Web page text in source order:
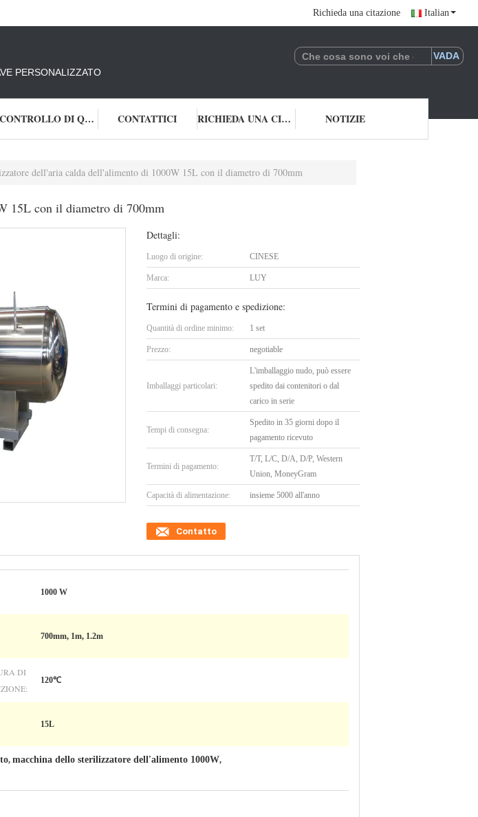
Richieda una citazione Italian
PERSONALIZZATO
CONTROLLO DI QUALITÀ CONTATTICI RICHIEDA UNA CITAZIONE NOTIZIE
dell'aria calda dell'alimento di 1000W 15L con il diametro di 700mm
15L con il diametro di 700mm
Dettagli:
Luogo di origine: CINESE
Marca: LUY
Termini di pagamento e spedizione:
Quantità di ordine minimo: 1 set
Prezzo: negotiable
Imballaggi particolari:
L'imballaggio nudo, può essere
spedito dai contenitori o dal
carico in serie
Tempi di consegna:
Spedito in 35 giorni dopo il
pagamento ricevuto
Termini di pagamento:
T/T, L/C, D/A, D/P, Western
Union, MoneyGram
Capacità di alimentazione: insieme 5000 all'anno
Contatto
1000 W
700mm, 1m, 1.2m
DI
120℃
15L
, macchina dello sterilizzatore dell'alimento 1000W,